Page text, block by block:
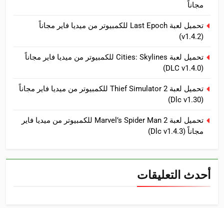
مجاناً
تحميل لعبة Last Epoch للكمبيوتر من ميديا فاير مجاناً
(v1.4.2)
تحميل لعبة Cities: Skylines للكمبيوتر من ميديا فاير مجاناً
(DLC v1.4.0)
تحميل لعبة Thief Simulator 2 للكمبيوتر من ميديا فاير مجاناً
(Dlc v1.30)
تحميل لعبة Marvel’s Spider Man 2 للكمبيوتر من ميديا فاير
مجاناً (Dlc v1.4.3)
أحدث التعليقات